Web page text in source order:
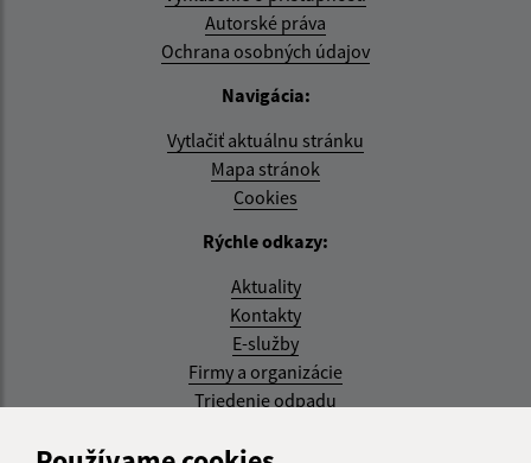
Autorské práva
Ochrana osobných údajov
Navigácia:
Vytlačiť aktuálnu stránku
Mapa stránok
Cookies
Rýchle odkazy:
Aktuality
Kontakty
E-služby
Firmy a organizácie
Triedenie odpadu
Aktualizované: